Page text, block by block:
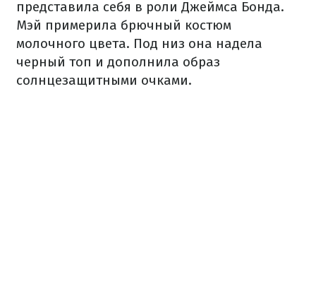
представила себя в роли Джеймса Бонда.
Мэй примерила брючный костюм
молочного цвета. Под низ она надела
черный топ и дополнила образ
солнцезащитными очками.